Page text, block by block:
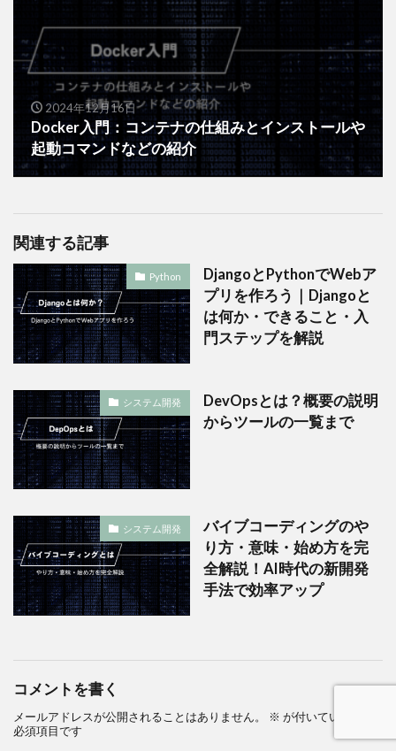
2024年12月16日
Docker入門：コンテナの仕組みとインストールや
起動コマンドなどの紹介
関連する記事
Python
DjangoとPythonでWebア
プリを作ろう｜Djangoと
は何か・できること・入
門ステップを解説
システム開発
DevOpsとは？概要の説明
からツールの一覧まで
システム開発
バイブコーディングのや
り方・意味・始め方を完
全解説！AI時代の新開発
手法で効率アップ
コメントを書く
メールアドレスが公開されることはありません。 ※ が付いている欄は
必須項目です